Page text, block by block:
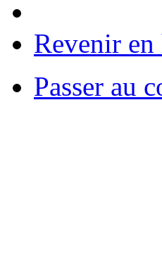
Revenir en
Passer au